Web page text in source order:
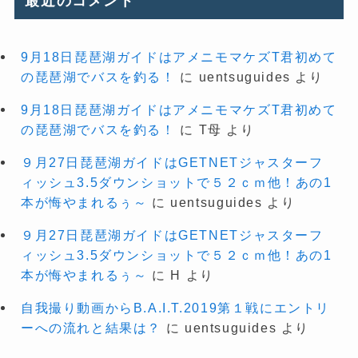
9月18日琵琶湖ガイドはアメニモマケズT君初めて
の琵琶湖でバスを釣る！
に uentsuguides より
9月18日琵琶湖ガイドはアメニモマケズT君初めて
の琵琶湖でバスを釣る！
に T母 より
９月27日琵琶湖ガイドはGETNETジャスターフ
ィッシュ3.5ダウンショットで５２ｃｍ他！あの1
本が悔やまれるぅ～
に uentsuguides より
９月27日琵琶湖ガイドはGETNETジャスターフ
ィッシュ3.5ダウンショットで５２ｃｍ他！あの1
本が悔やまれるぅ～
に H より
自我撮り動画からB.A.I.T.2019第１戦にエントリ
ーへの流れと結果は？
に uentsuguides より